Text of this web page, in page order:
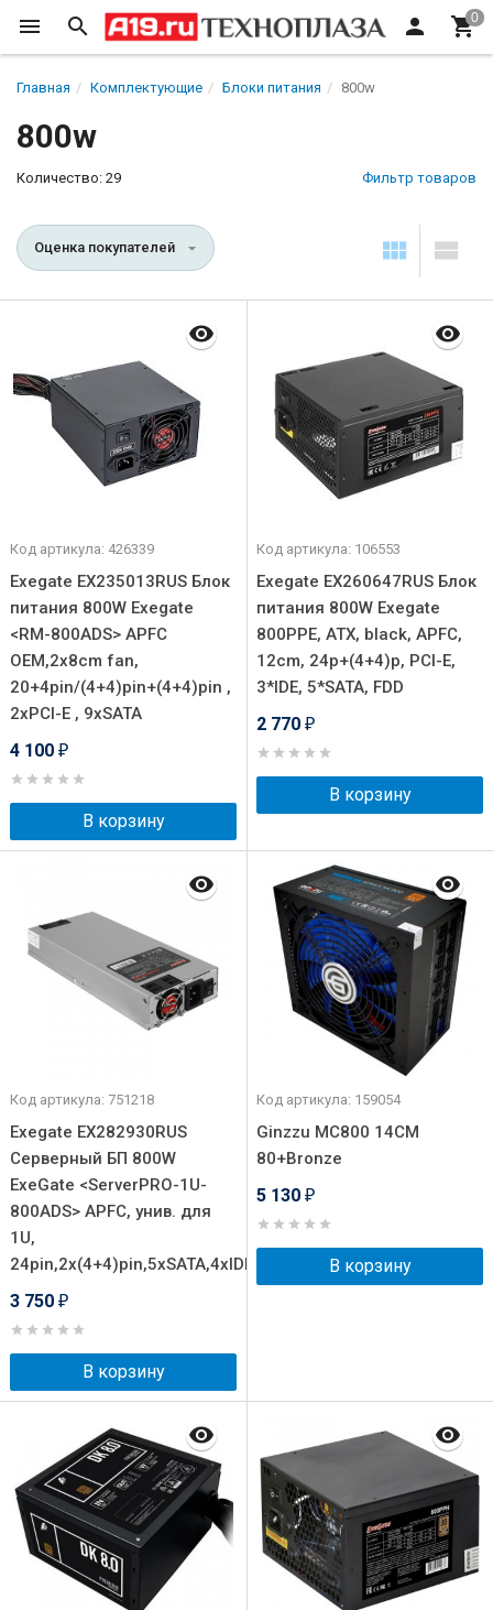
Главная Комплектующие Блоки питания 800w
800w
Количество: 29 Фильтр товаров
Оценка покупателей
Код артикула: 426339
Exegate EX235013RUS Блок
питания 800W Exegate
<RM-800ADS> APFC
OEM,2x8cm fan,
20+4pin/(4+4)pin+(4+4)pin ,
2xPCI-E , 9xSATA
4 100 ₽
В корзину
Код артикула: 106553
Exegate EX260647RUS Блок
питания 800W Exegate
800PPE, ATX, black, APFC,
12cm, 24p+(4+4)p, PCI-E,
3*IDE, 5*SATA, FDD
2 770 ₽
В корзину
Код артикула: 751218
Exegate EX282930RUS
Серверный БП 800W
ExeGate <ServerPRO-1U-
800ADS> APFC, унив. для
1U,
24pin,2x(4+4)pin,5xSATA,4xIDE
3 750 ₽
В корзину
Код артикула: 159054
Ginzzu MC800 14CM
80+Bronze
5 130 ₽
В корзину